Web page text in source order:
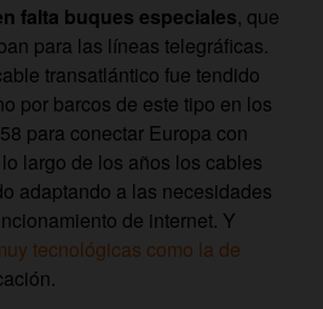
falta buques especiales, que
para las líneas telegráficas.
transatlántico fue tendido
por barcos de este tipo en los
para conectar Europa con
largo de los años los cables
adaptando a las necesidades
de internet. Y
tecnológicas como la de